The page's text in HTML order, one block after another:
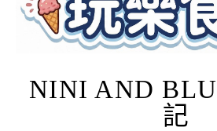
NINI AND
記